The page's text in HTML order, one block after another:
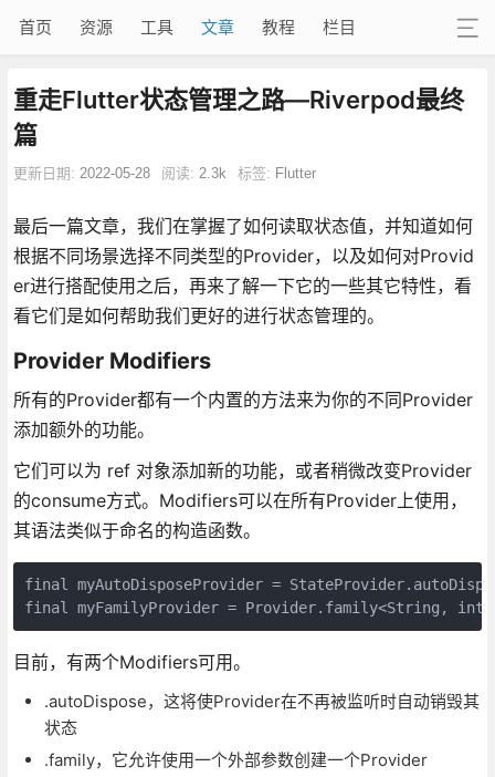
首页 资源 工具 文章 教程 栏目
重走Flutter状态管理之路—Riverpod最终
篇
更新日期: 2022-05-28 阅读: 2.3k 标签: Flutter
最后一篇文章，我们在掌握了如何读取状态值，并知道如何
根据不同场景选择不同类型的Provider，以及如何对Provid
er进行搭配使用之后，再来了解一下它的一些其它特性，看
看它们是如何帮助我们更好的进行状态管理的。
Provider Modifiers
所有的Provider都有一个内置的方法来为你的不同Provider
添加额外的功能。
它们可以为 ref 对象添加新的功能，或者稍微改变Provider
的consume方式。Modifiers可以在所有Provider上使用，
其语法类似于命名的构造函数。
final myAutoDisposeProvider =
final myFamilyProvider = Provider.family<String,
目前，有两个Modifiers可用。
.autoDispose，这将使Provider在不再被监听时自动销毁其
状态
.family，它允许使用一个外部参数创建一个Provider